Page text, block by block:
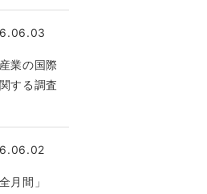
業の国際
する調査
月間」